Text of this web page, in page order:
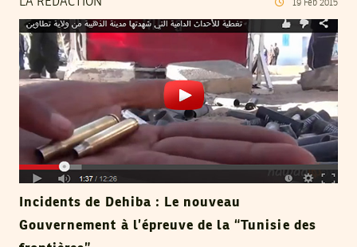
LA RÉDACTION 19 Feb 2015
Incidents de Dehiba : Le nouveau
Gouvernement à l’épreuve de la “Tunisie des